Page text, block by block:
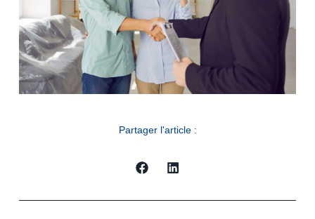
Partager l'article :